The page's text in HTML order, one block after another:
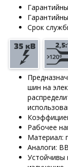
Срок
шин на
Рабочее
Материал:
Аналоги:
Устойчивы